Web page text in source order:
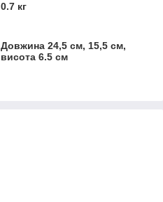
0.7 кг
Довжина 24,5 см, 15,5 см,
висота 6.5 см